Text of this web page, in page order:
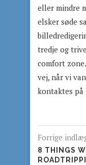
eller mindre
elsker søde
tredje og
comfort
vej, når vi
kontaktes på
Forrige
8 THINGS